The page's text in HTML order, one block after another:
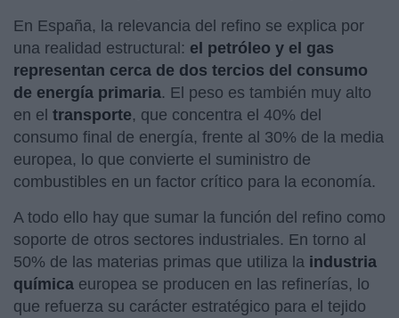
En España, la relevancia del refino se explica por
una realidad estructural: el petróleo y el gas
representan cerca de dos tercios del consumo
de energía primaria. El peso es también muy alto
en el transporte, que concentra el 40% del
consumo final de energía, frente al 30% de la media
europea, lo que convierte el suministro de
combustibles en un factor crítico para la economía.
A todo ello hay que sumar la función del refino como
soporte de otros sectores industriales. En torno al
50% de las materias primas que utiliza la industria
química europea se producen en las refinerías, lo
que refuerza su carácter estratégico para el tejido